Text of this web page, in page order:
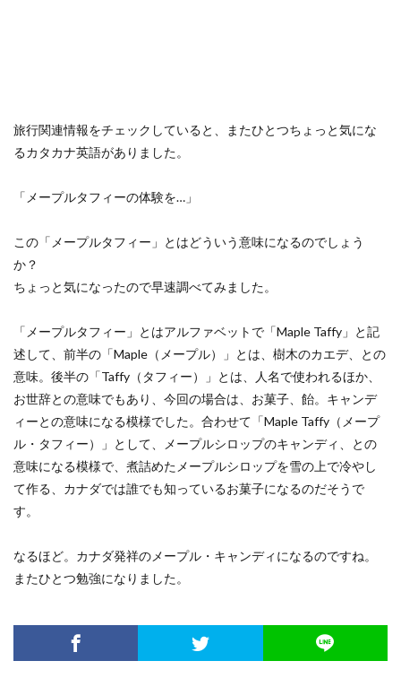
旅行関連情報をチェックしていると、またひとつちょっと気にな
るカタカナ英語がありました。
「メープルタフィーの体験を…」
この「メープルタフィー」とはどういう意味になるのでしょう
か？
ちょっと気になったので早速調べてみました。
「メープルタフィー」とはアルファベットで「Maple Taffy」と記
述して、前半の「Maple（メープル）」とは、樹木のカエデ、との
意味。後半の「Taffy（タフィー）」とは、人名で使われるほか、
お世辞との意味でもあり、今回の場合は、お菓子、飴。キャンデ
ィーとの意味になる模様でした。合わせて「Maple Taffy（メープ
ル・タフィー）」として、メープルシロップのキャンディ、との
意味になる模様で、煮詰めたメープルシロップを雪の上で冷やし
て作る、カナダでは誰でも知っているお菓子になるのだそうで
す。
なるほど。カナダ発祥のメープル・キャンディになるのですね。
またひとつ勉強になりました。